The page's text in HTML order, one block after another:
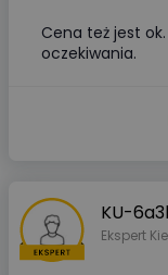
Cena też jest
oczekiwania.
KU-
Ekspert